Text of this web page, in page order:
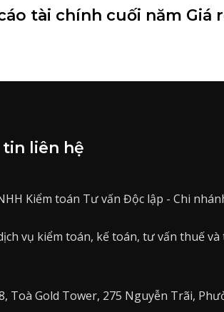
tài chính cuối năm Giá
liên hệ
Kiểm toán Tư vấn Độc lập - Chi
vụ kiểm toán, kế toán, tư vấn thuế
Toà Gold Tower, 275 Nguyễn Trãi,